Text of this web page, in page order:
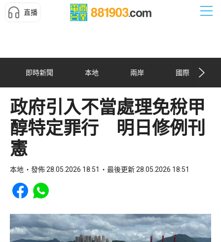
直播
即時新聞 本地 兩岸 國際
政府引入不當處理免稅甲
醇特定罪行 明日修例刊
憲
本地 發佈 28.05.2026 18:51 最後更新 28.05.2026 18:51
Share to Facebook
Share to WhatsApp